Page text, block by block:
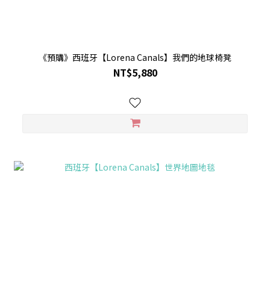
《預購》西班牙【Lorena Canals】我們的地球椅凳
NT$5,880